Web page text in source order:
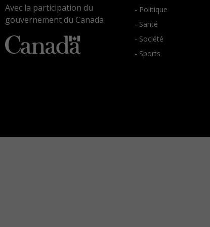
Avec la participation du
gouvernement du Canada
- Politique
- Santé
- Société
- Sports